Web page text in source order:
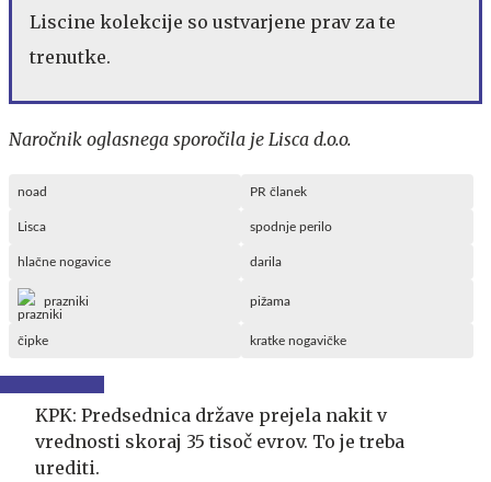
Liscine kolekcije so ustvarjene prav za te
trenutke.
Naročnik oglasnega sporočila je Lisca d.o.o.
noad PR članek
Lisca spodnje perilo
hlačne nogavice darila
prazniki pižama
čipke kratke nogavičke
KPK: Predsednica države prejela nakit v
vrednosti skoraj 35 tisoč evrov. To je treba
urediti.